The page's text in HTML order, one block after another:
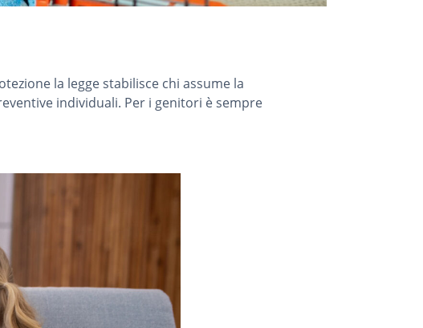
la legge stabilisce chi assume la
individuali. Per i genitori è sempre